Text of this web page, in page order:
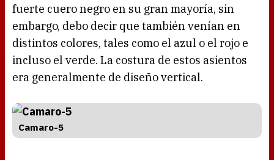
fuerte cuero negro en su gran mayoría, sin
embargo, debo decir que también venían en
distintos colores, tales como el azul o el rojo e
incluso el verde. La costura de estos asientos
era generalmente de diseño vertical.
Camaro-5